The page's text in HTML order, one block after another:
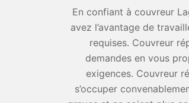
En confiant à couvreur
avez l’avantage de
requises. Couvreur
demandes en vous
exigences. Couvreur
s’occuper